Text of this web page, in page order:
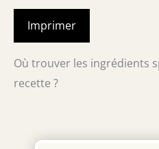
Imprimer
Où trouver les ingrédients
recette ?